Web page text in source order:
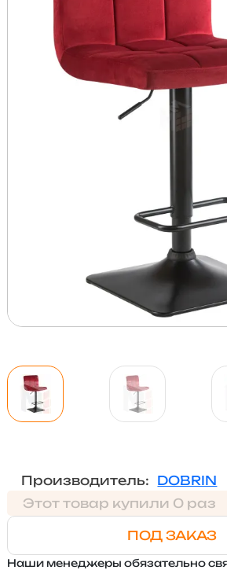
Производитель: DOBRIN
Этот товар купили 0 раз
ПОД ЗАКАЗ
Наши менеджеры обязательно